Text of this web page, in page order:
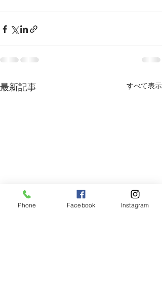
最新記事 すべて表示
Phone Facebook Instagram